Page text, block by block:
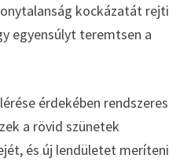
kockázatát rejti
egyensúlyt teremtsen a
érdekében rendszeres
a rövid szünetek
és új lendületet meríteni